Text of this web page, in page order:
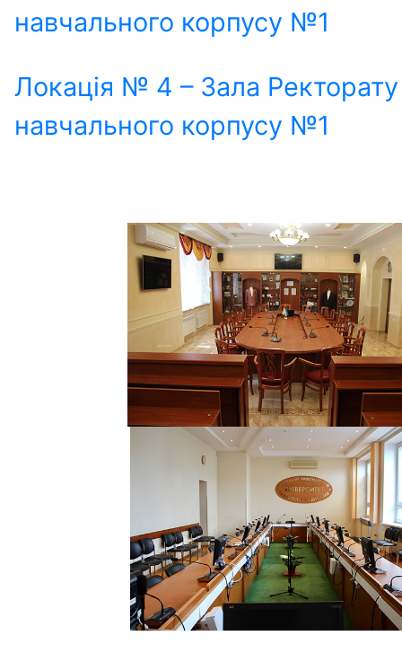
навчального корпусу №1
Локація № 4 – Зала Ректорату
навчального корпусу №1